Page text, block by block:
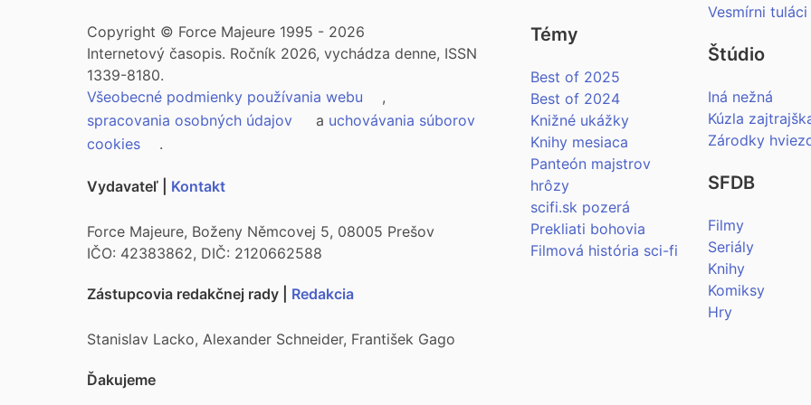
Copyright © Force Majeure 1995 - 2026
Internetový časopis. Ročník 2026, vychádza denne, ISSN
1339-8180.
Všeobecné podmienky používania webu
,
spracovania osobných údajov
a uchovávania súborov
cookies
.
Vydavateľ | Kontakt
Force Majeure, Boženy Němcovej 5, 08005 Prešov
IČO: 42383862, DIČ: 2120662588
Zástupcovia redakčnej rady | Redakcia
Stanislav Lacko, Alexander Schneider, František Gago
Ďakujeme
Témy
Best of 2025
Best of 2024
Knižné ukážky
Knihy mesiaca
Panteón majstrov
hrôzy
scifi.sk pozerá
Prekliati bohovia
Filmová história sci-fi
Vesmírni tuláci
Štúdio
Iná nežná
Kúzla
Zárodky
SFDB
Filmy
Seriály
Knihy
Komiksy
Hry